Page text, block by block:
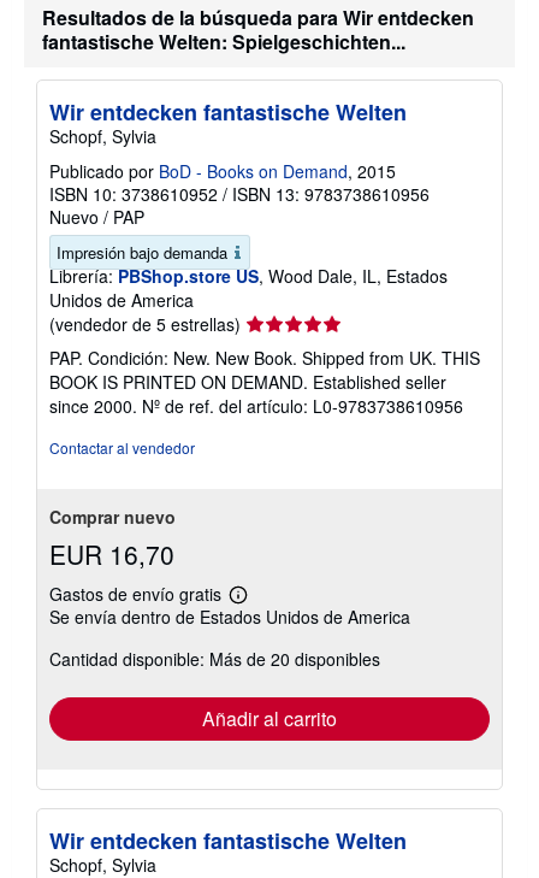
s
o
l
t
a
r
s
v
í
o
Resultados de la búsqueda para Wir entdecken
fantastische Welten: Spielgeschichten...
Wir entdecken fantastische Welten
Schopf, Sylvia
Publicado por BoD - Books on Demand, 2015
ISBN 10: 3738610952 / ISBN 13: 9783738610956
Nuevo / PAP
Impresión bajo demanda
Librería: PBShop.store US, Wood Dale, IL, Estados
Unidos de America
(vendedor de 5 estrellas) Calificación
del
vendedor:
5
de
PAP. Condición: New. New Book. Shipped from UK. THIS
BOOK IS PRINTED ON DEMAND. Established seller
since 2000. Nº de ref. del artículo: L0-9783738610956
Contactar al vendedor
Comprar nuevo
EUR 16,70
Gastos de envío gratis
Más
información
las
envío
Se envía dentro de Estados Unidos de America
Cantidad disponible: Más de 20 disponibles
Añadir al carrito
Wir entdecken fantastische Welten
Schopf, Sylvia